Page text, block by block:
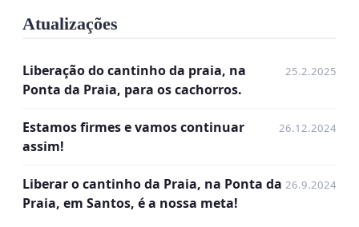
Atualizações
Liberação do cantinho da praia, na
Ponta da Praia, para os cachorros.
25.2.2025
Estamos firmes e vamos continuar
assim!
26.12.2024
Liberar o cantinho da Praia, na Ponta da
Praia, em Santos, é a nossa meta!
26.9.2024